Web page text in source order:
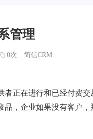
管理
0次 简信CRM
者正在进行和已经付费
品，企业如果没有客户